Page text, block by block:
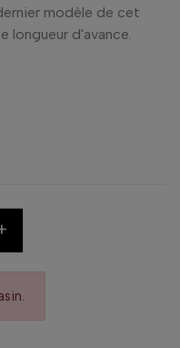
modèle de cet
longueur d'avance.